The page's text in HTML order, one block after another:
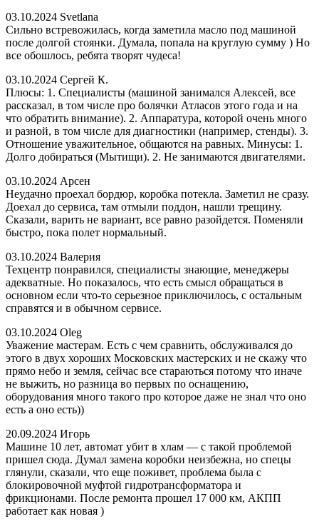
03.10.2024 Svetlana
Сильно встревожилась, когда заметила масло под машиной
после долгой стоянки. Думала, попала на круглую сумму ) Но
все обошлось, ребята творят чудеса!
03.10.2024 Сергей К.
Плюсы: 1. Специалисты (машиной занимался Алексей, все
рассказал, в том числе про болячки Атласов этого года и на
что обратить внимание). 2. Аппаратура, которой очень много
и разной, в том числе для диагностики (например, стенды). 3.
Отношение уважительное, общаются на равных. Минусы: 1.
Долго добираться (Мытищи). 2. Не занимаются двигателями.
03.10.2024 Арсен
Неудачно проехал бордюр, коробка потекла. Заметил не сразу.
Доехал до сервиса, там отмыли поддон, нашли трещину.
Сказали, варить не вариант, все равно разойдется. Поменяли
быстро, пока полет нормальный.
03.10.2024 Валерия
Техцентр понравился, специалисты знающие, менеджеры
адекватные. Но показалось, что есть смысл обращаться в
основном если что-то серьезное приключилось, с остальным
справятся и в обычном сервисе.
03.10.2024 Oleg
Уважение мастерам. Есть с чем сравнить, обслуживался до
этого в двух хороших Московских мастерских и не скажу что
прямо небо и земля, сейчас все стараються потому что иначе
не выжить, но разница во первых по оснащению,
оборудования много такого про которое даже не знал что оно
есть а оно есть))
20.09.2024 Игорь
Машине 10 лет, автомат убит в хлам — с такой проблемой
пришел сюда. Думал замена коробки неизбежна, но спецы
глянули, сказали, что еще поживет, проблема была с
блокировочной муфтой гидротрансформатора и
фрикционами. После ремонта прошел 17 000 км, АКПП
работает как новая )